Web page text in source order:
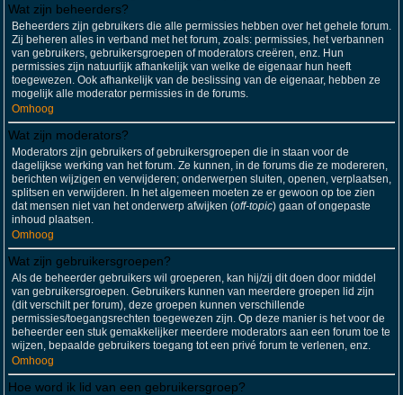
Wat zijn beheerders?
Beheerders zijn gebruikers die alle permissies hebben over het gehele forum.
Zij beheren alles in verband met het forum, zoals: permissies, het verbannen
van gebruikers, gebruikersgroepen of moderators creëren, enz. Hun
permissies zijn natuurlijk afhankelijk van welke de eigenaar hun heeft
toegewezen. Ook afhankelijk van de beslissing van de eigenaar, hebben ze
mogelijk alle moderator permissies in de forums.
Omhoog
Wat zijn moderators?
Moderators zijn gebruikers of gebruikersgroepen die in staan voor de
dagelijkse werking van het forum. Ze kunnen, in de forums die ze modereren,
berichten wijzigen en verwijderen; onderwerpen sluiten, openen, verplaatsen,
splitsen en verwijderen. In het algemeen moeten ze er gewoon op toe zien
dat mensen niet van het onderwerp afwijken (off-topic) gaan of ongepaste
inhoud plaatsen.
Omhoog
Wat zijn gebruikersgroepen?
Als de beheerder gebruikers wil groeperen, kan hij/zij dit doen door middel
van gebruikersgroepen. Gebruikers kunnen van meerdere groepen lid zijn
(dit verschilt per forum), deze groepen kunnen verschillende
permissies/toegangsrechten toegewezen zijn. Op deze manier is het voor de
beheerder een stuk gemakkelijker meerdere moderators aan een forum toe te
wijzen, bepaalde gebruikers toegang tot een privé forum te verlenen, enz.
Omhoog
Hoe word ik lid van een gebruikersgroep?